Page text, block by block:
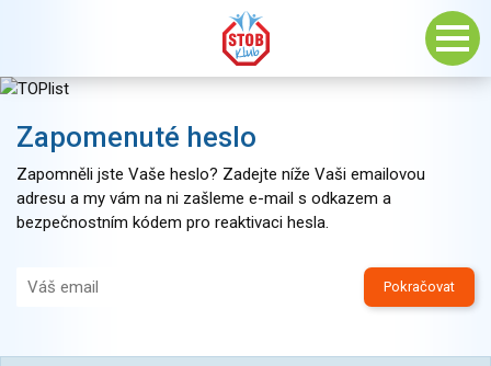
Zapomenuté heslo
Zapomněli jste Vaše heslo? Zadejte níže Vaši emailovou
adresu a my vám na ni zašleme e-mail s odkazem a
bezpečnostním kódem pro reaktivaci hesla.
Pokračovat